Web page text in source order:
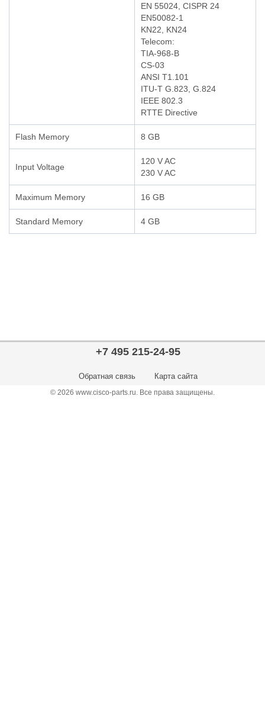
EN 55024, CISPR 24
EN50082-1
KN22, KN24
Telecom:
TIA-968-B
CS-03
ANSI T1.101
ITU-T G.823, G.824
IEEE 802.3
RTTE Directive
Flash Memory 8 GB
Input Voltage
120 V AC
230 V AC
Maximum Memory 16 GB
Standard Memory 4 GB
+7 495 215-24-95
Обратная связь Карта сайта
© 2026 www.cisco-parts.ru. Все права защищены.